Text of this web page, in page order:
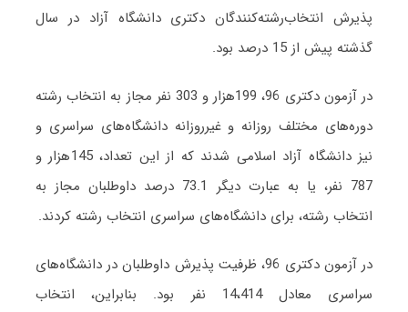
پذیرش انتخاب‌رشته‌کنندگان دکتری دانشگاه آزاد در سال
گذشته پیش از 15 درصد بود.
در آزمون دکتری 96، 199هزار و 303 نفر مجاز به انتخاب رشته
دوره‌های مختلف روزانه و غیرروزانه دانشگاه‌های سراسری و
نیز دانشگاه آزاد اسلامی شدند که از این تعداد، 145هزار و
787 نفر، یا به عبارت دیگر 73.1 درصد داوطلبان مجاز به
انتخاب رشته، برای دانشگاه‌های سراسری انتخاب رشته کردند.
در آزمون دکتری 96، ظرفیت پذیرش داوطلبان در دانشگاه‌های
سراسری معادل 14،414 نفر بود. بنابراین، انتخاب